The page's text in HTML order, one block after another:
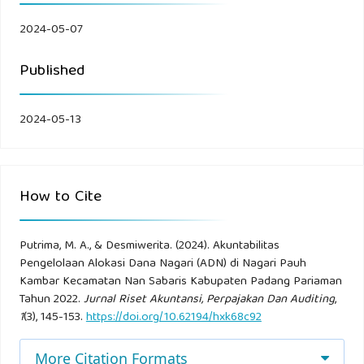
Alfabeta.
Sugiyono. (2018). Pengertian Data Primer dan Data
CV Alfabeta.
& D. Bandung:
Mardiasmo. (2018). Akuntansi Sektor Publik. Yogyakarta: CV.
Andi Offeset.
Maya Rostanti, Nandang Suherman dkk. (2019). Pengertian
Musyawarah Rencana Pembangunan (Musrenbang).
2024-05-07
Published
2024-05-13
How to Cite
Putrima, M. A., & Desmiwerita. (2024). Akuntabilitas
Pengelolaan Alokasi Dana Nagari (ADN) di Nagari Pauh
Kambar Kecamatan Nan Sabaris Kabupaten Padang Pariaman
Tahun 2022.Jurnal Riset Akuntansi, Perpajakan Dan Auditing,
1(3), 145-153.https://doi.org/10.62194/hxk68c92
More Citation Formats